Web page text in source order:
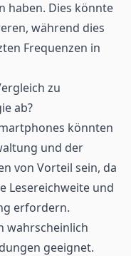
haben. Dies könnte
während dies
Frequenzen in
zu
ab?
könnten
und der
von Vorteil sein, da
Lesereichweite und
erfordern.
wahrscheinlich
geeignet.